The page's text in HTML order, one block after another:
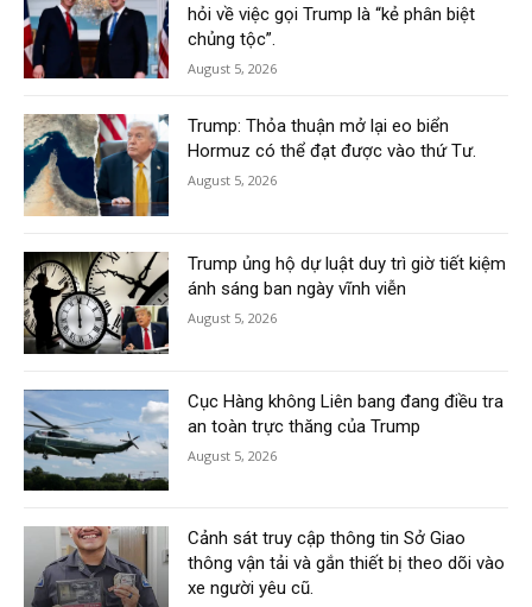
hỏi về việc gọi Trump là “kẻ phân biệt
chủng tộc”.
August 5, 2026
Trump: Thỏa thuận mở lại eo biển
Hormuz có thể đạt được vào thứ Tư.
August 5, 2026
Trump ủng hộ dự luật duy trì giờ tiết kiệm
ánh sáng ban ngày vĩnh viễn
August 5, 2026
Cục Hàng không Liên bang đang điều tra
an toàn trực thăng của Trump
August 5, 2026
Cảnh sát truy cập thông tin Sở Giao
thông vận tải và gắn thiết bị theo dõi vào
xe người yêu cũ.